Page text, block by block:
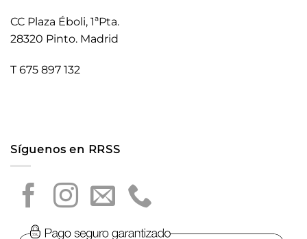
CC Plaza Éboli, 1ªPta.
28320 Pinto. Madrid
T 675 897 132
Síguenos en RRSS